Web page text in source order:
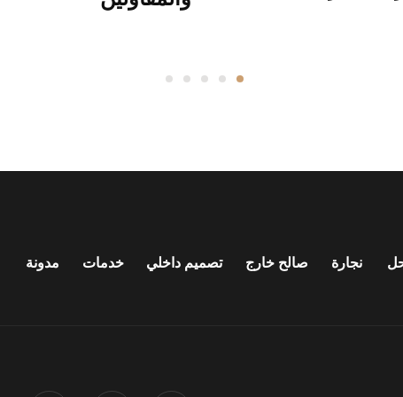
نجارة صالح خارج تصميم داخلي خدمات مدونة